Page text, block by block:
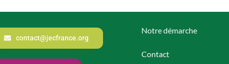
contact@jecfrance.org
Notre démarche
Contact